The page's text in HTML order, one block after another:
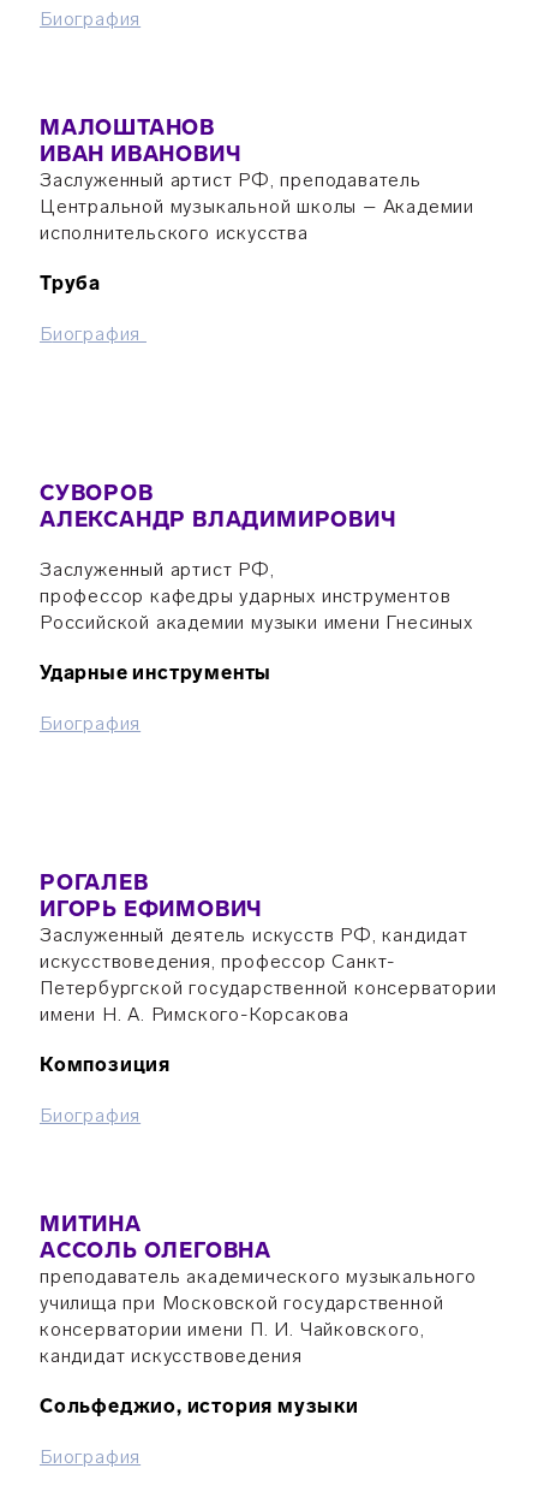
Биография
МАЛОШТАНОВ
ИВАН ИВАНОВИЧ
Заслуженный артист РФ, преподаватель
Центральной музыкальной школы – Академии
исполнительского искусства
Труба
Биография
СУВОРОВ
АЛЕКСАНДР ВЛАДИМИРОВИЧ
Заслуженный артист РФ,
профессор кафедры ударных инструментов
Российской академии музыки имени Гнесиных
Ударные инструменты
Биография
РОГАЛЕВ
ИГОРЬ ЕФИМОВИЧ
Заслуженный деятель искусств РФ, кандидат
искусствоведения, профессор Санкт-
Петербургской государственной консерватории
имени Н. А. Римского-Корсакова
Композиция
Биография
МИТИНА
АССОЛЬ ОЛЕГОВНА
преподаватель академического музыкального
училища при Московской государственной
консерватории имени П. И. Чайковского,
кандидат искусствоведения
Сольфеджио, история музыки
Биография